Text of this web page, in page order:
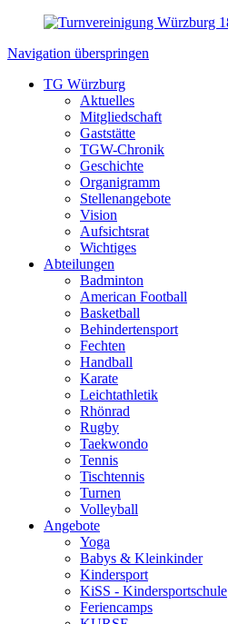
Navigation überspringen
TG Würzburg
Aktuelles
Mitgliedschaft
Gaststätte
TGW-Chronik
Geschichte
Organigramm
Stellenangebote
Vision
Aufsichtsrat
Wichtiges
Abteilungen
Badminton
American Football
Basketball
Behindertensport
Fechten
Handball
Karate
Leichtathletik
Rhönrad
Rugby
Taekwondo
Tennis
Tischtennis
Turnen
Volleyball
Angebote
Yoga
Babys & Kleinkinder
Kindersport
KiSS - Kindersportschule
Feriencamps